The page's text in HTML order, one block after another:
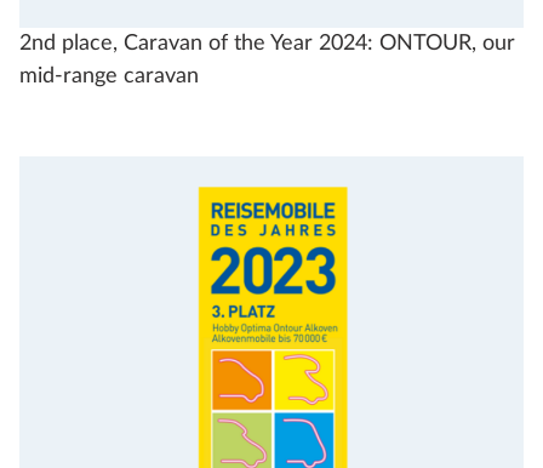
2nd place, Caravan of the Year 2024: ONTOUR, our
mid-range caravan